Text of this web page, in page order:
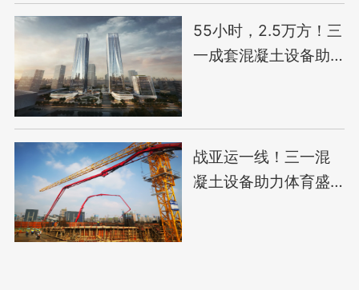
55小时，2.5万方！三
一成套混凝土设备助
战亚运一线！三一混
凝土设备助力体育盛